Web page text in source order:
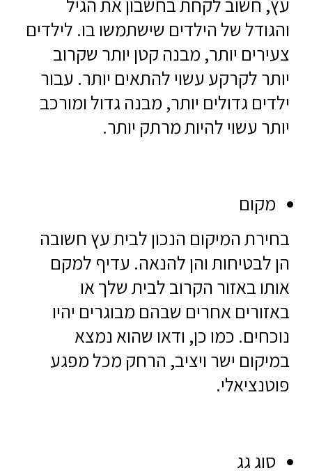
והגודל של הילדים שישתמשו בו. לילדים
צעירים יותר, מבנה קטן יותר שקרוב
יותר לקרקע עשוי להתאים יותר. עבור
ילדים גדולים יותר, מבנה גדול ומורכב
יותר עשוי להיות מרתק יותר.
מקום
בחירת המיקום הנכון לבית עץ חשובה
הן לבטיחות והן להנאה. עדיף למקם
אותו באזור הקרוב לבית שלך או
באזורים אחרים שבהם מבוגרים יהיו
נוכחים. כמו כן, ודאו שהוא נמצא
במיקום ישר ויציב, הרחק מכל מפגע
פוטנציאלי.
סוג גג